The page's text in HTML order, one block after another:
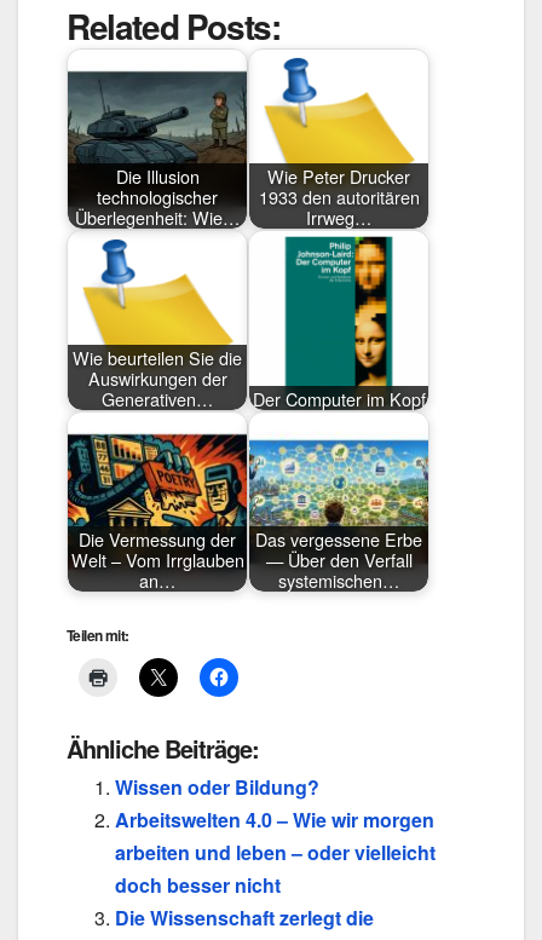
Related Posts:
Die Illusion
technologischer
Überlegenheit: Wie…
Wie Peter Drucker
1933 den autoritären
Irrweg…
Wie beurteilen Sie die
Auswirkungen der
Generativen…
Der Computer im Kopf
Die Vermessung der
Welt – Vom Irrglauben
an…
Das vergessene Erbe
— Über den Verfall
systemischen…
Teilen mit:
Ähnliche Beiträge:
Wissen oder Bildung?
Arbeitswelten 4.0 – Wie wir morgen
arbeiten und leben – oder vielleicht
doch besser nicht
Die Wissenschaft zerlegt die